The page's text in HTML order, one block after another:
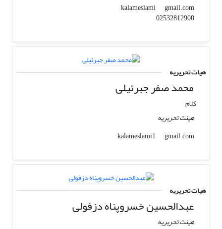
kalameslami
gmail.com
02532812900
هیات تحریریه
محمد صفر جبرئیلی
کلام
هیئت تحریریه
kalameslami1
gmail.com
هیات تحریریه
عبدالحسین خسروپناه دزفولی
هیئت تحریریه